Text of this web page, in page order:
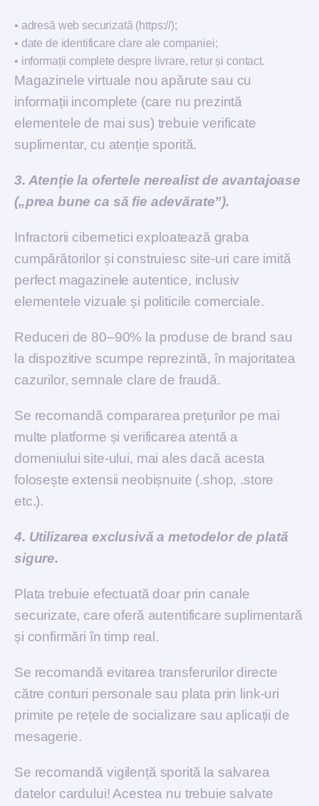
• adresă web securizată (https://);
• date de identificare clare ale companiei;
• informații complete despre livrare, retur și contact.
Magazinele virtuale nou apărute sau cu
informații incomplete (care nu prezintă
elementele de mai sus) trebuie verificate
suplimentar, cu atenție sporită.
3. Atenție la ofertele nerealist de avantajoase
(„prea bune ca să fie adevărate”).
Infractorii cibernetici exploatează graba
cumpărătorilor și construiesc site-uri care imită
perfect magazinele autentice, inclusiv
elementele vizuale și politicile comerciale.
Reduceri de 80–90% la produse de brand sau
la dispozitive scumpe reprezintă, în majoritatea
cazurilor, semnale clare de fraudă.
Se recomandă compararea prețurilor pe mai
multe platforme și verificarea atentă a
domeniului site-ului, mai ales dacă acesta
folosește extensii neobișnuite (.shop, .store
etc.).
4. Utilizarea exclusivă a metodelor de plată
sigure.
Plata trebuie efectuată doar prin canale
securizate, care oferă autentificare suplimentară
și confirmări în timp real.
Se recomandă evitarea transferurilor directe
către conturi personale sau plata prin link-uri
primite pe rețele de socializare sau aplicații de
mesagerie.
Se recomandă vigilență sporită la salvarea
datelor cardului! Acestea nu trebuie salvate